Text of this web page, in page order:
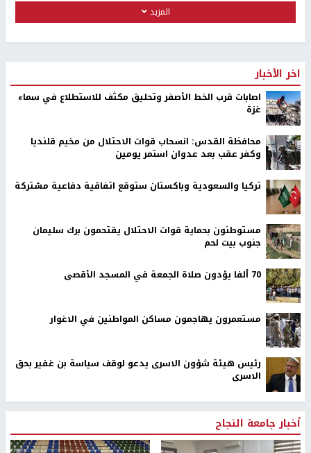
المزيد
اخر الأخبار
اصابات قرب الخط الأصفر وتحليق مكثف للاستطلاع في سماء
غزة
محافظة القدس: انسحاب قوات الاحتلال من مخيم قلنديا
وكفر عقب بعد عدوان استمر يومين
تركيا والسعودية وباكستان ستوقع اتفاقية دفاعية مشتركة
مستوطنون بحماية قوات الاحتلال يقتحمون برك سليمان
جنوب بيت لحم
70 ألفا يؤدون صلاة الجمعة في المسجد الأقصى
مستعمرون يهاجمون مساكن المواطنين في الاغوار
رئيس هيئة شؤون الاسرى يدعو لوقف سياسة بن غفير بحق
الاسرى
أخبار جامعة النجاح